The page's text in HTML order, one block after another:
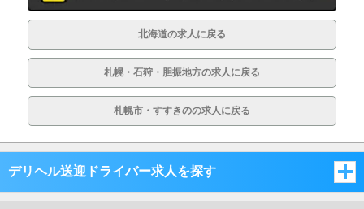
北海道の求人に戻る
札幌・石狩・胆振地方の求人に戻る
札幌市・すすきのの求人に戻る
デリヘル送迎ドライバー求人を探す